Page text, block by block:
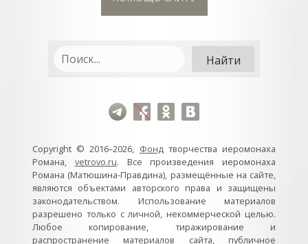
Copyright © 2016–2026, Фондтворчества иеромонаха
Романа, vetrovo.ru. Все произведения иеромонаха
Романа (Матюшина-Правдина), размещённые на сайте,
являются объектами авторского права и защищены
законодательством. Использование материалов
разрешено только с личной, некоммерческой целью.
Любое копирование, тиражирование и
распространение материалов сайта, публичное